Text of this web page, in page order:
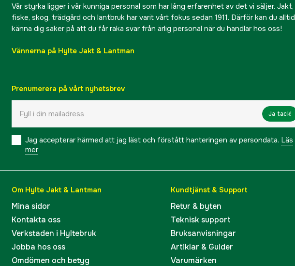
Vår styrka ligger i vår kunniga personal som har lång erfarenhet av det vi säljer. Jakt,
fiske, skog, trädgård och lantbruk har varit vårt fokus sedan 1911. Därför kan du alltid
känna dig säker på att du får raka svar från ärlig personal när du handlar hos oss!
Vännerna på Hylte Jakt & Lantman
Prenumerera på vårt nyhetsbrev
Ja tack!
Jag accepterar härmed att jag läst och förstått hanteringen av persondata. Läs
mer
Om Hylte Jakt & Lantman
Mina sidor
Kontakta oss
Verkstaden i Hyltebruk
Jobba hos oss
Omdömen och betyg
Kundtjänst & Support
Retur & byten
Teknisk support
Bruksanvisningar
Artiklar & Guider
Varumärken